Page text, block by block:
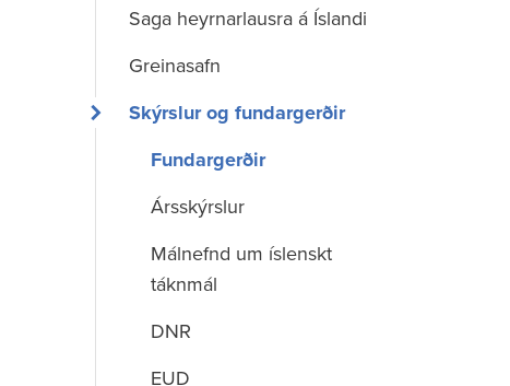
Saga heyrnarlausra á Íslandi
Greinasafn
Skýrslur og fundargerðir
Fundargerðir
Ársskýrslur
Málnefnd um íslenskt
táknmál
DNR
EUD